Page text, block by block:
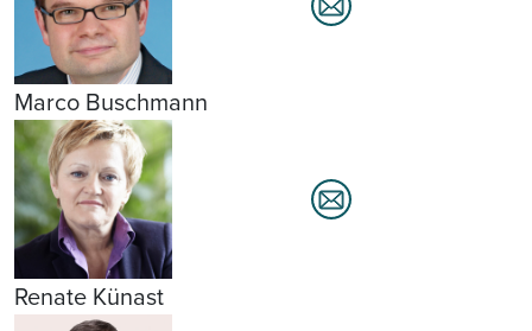
Marco Buschmann
Renate Künast